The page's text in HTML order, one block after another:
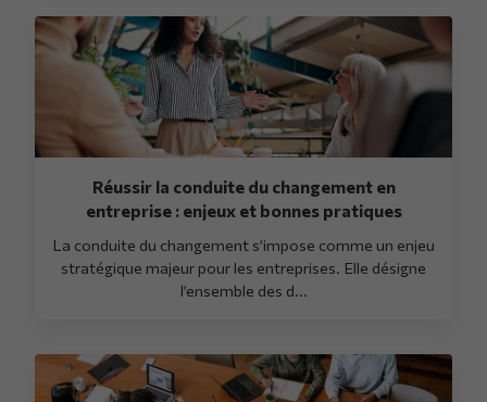
Réussir la conduite du changement en
entreprise : enjeux et bonnes pratiques
La conduite du changement s’impose comme un enjeu
stratégique majeur pour les entreprises. Elle désigne
l’ensemble des d...